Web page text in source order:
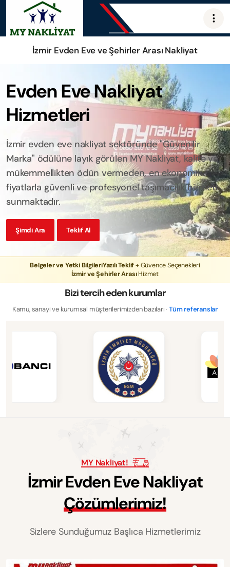
İzmir Evden Eve ve Şehirler Arası Nakliyat
Evden Eve Nakliyat
Hizmetleri
İzmir evden eve nakliyat sektöründe "Güvenilir
Marka" ödülüne layık görülen MY Nakliyat, kalite ve
mükemmellikten ödün vermeden, en ekonomik
fiyatlarla güvenli ve profesyonel taşımacılık hizmeti
sunmaktadır.
Şimdi Ara Teklif Al
Belgeler ve Yetki BilgileriYazılı Teklif+ Güvence Seçenekleri
İzmir ve Şehirler ArasıHizmet
Bizi tercih eden kurumlar
Kamu, sanayi ve kurumsal müşterilerimizden bazıları ·Tüm referanslar
MY Nakliyat!
İzmirEvdenEveNakliyat
Çözümlerimiz!
Sizlere Sunduğumuz Başlıca Hizmetlerimiz